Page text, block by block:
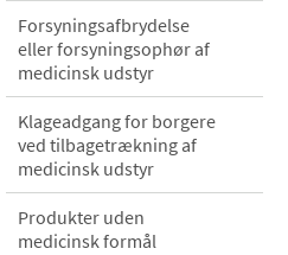
Forsyningsafbrydelse
eller forsyningsophør af
medicinsk udstyr
Klageadgang for borgere
ved tilbagetrækning af
medicinsk udstyr
Produkter uden
medicinsk formål